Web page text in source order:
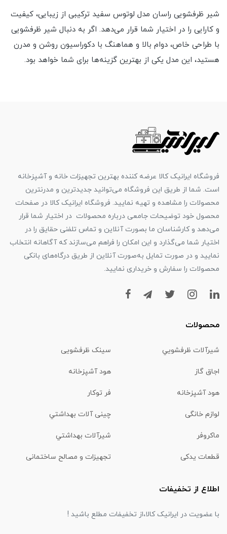
شیر ظرفشویی راسان مدل لوتوس سفید ترکیبی از زیبایی، کیفیت
و کارایی را در اختیار شما قرار می‌دهد. اگر به دنبال شیر ظرفشویی
با طراحی خاص، دوام بالا و هماهنگ با دکوراسیون روشن و مدرن
هستید، این مدل یکی از بهترین گزینه‌ها برای شما خواهد بود.
فروشگاه ایرانیک کالا عرضه کننده بهترین تجهیزات خانه و آشپزخانه
است. شما از طریق این فروشگاه می‌توانید جدیدترین و مدرنترین
محصولات را مشاهده و تهیه نمایید. فروشگاه ایرانیک کالا در صفحات
محصول خود توضیحات جامعی درباره محصولات در اختیار شما قرار
می‌دهد و کارشناسان ما بصورت آنلاین و تماس تلفنی حقایق را در
اختیار شما می‌گذارد و این امکان را فراهم می‌سازند که آگاهانه انتخاب
نمایید و در صورت تمایل به‌صورت آنلاین از طریق درگاه‌های بانکی
محصولات را سفارش و خریداری نمایید.
محصولات
شیرآلات ظرفشويي سینک ظرفشویی
اجاق گاز هود آشپزخانه
هود آشپزخانه فر توکار
لوازم خانگی چینی آلات بهداشتي
ماكروفر شیرآلات بهداشتي
قطعات یدکی تجهیزات و مصالح ساختمانی
اطلاع از تخفیفات
با عضویت در ایرانیک کالا،از تخفیفات مطلع باشید !